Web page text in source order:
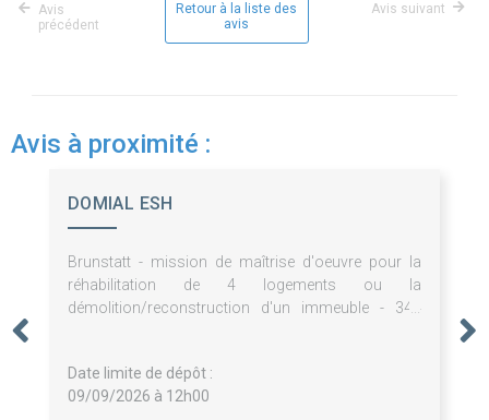
Avis
précédent
Retour à la liste des
avis
Avis suivant
Avis à proximité :
DOMIAL ESH
Brunstatt - mission de maîtrise d'oeuvre pour la
réhabilitation de 4 logements ou la
démolition/reconstruction d'un immeuble - 344
Date limite de dépôt :
09/09/2026 à 12h00